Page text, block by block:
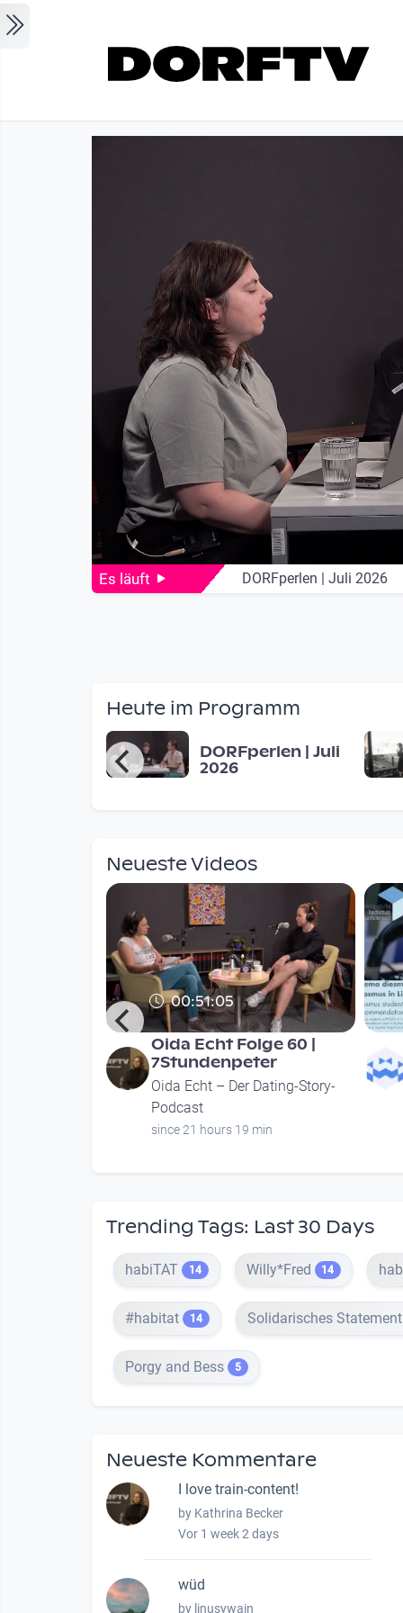
Live Streaming
Es läuft DORFperlen | Juli 2026
Heute im Programm
DORFperlen | Juli
2026
Neueste Videos
00:51:05
Oida Echt Folge 60 |
7Stundenpeter
Oida Echt – Der Dating-Story-
Podcast
since 21 hours 19 min
Trending Tags: Last 30 Days
habiTAT 14 Willy*Fred 14
#habitat 14 Solidarisches Statement
Porgy and Bess 5
Neueste Kommentare
I love train-content!
by Kathrina Becker
Vor 1 week 2 days
wüd
by linusywain